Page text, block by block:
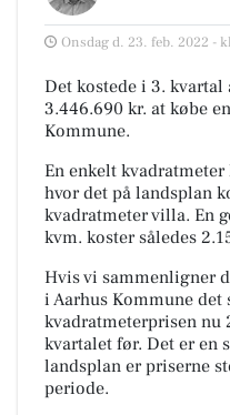
Onsdag d. 23. feb. 2022 -
Det kostede i 3.
3.446.690 kr. at købe
Kommune.
En enkelt
hvor det på landsplan
kvadratmeter villa. En
kvm. koster således
Hvis vi sammenligner
i Aarhus Kommune det
kvadratmeterprisen nu
kvartalet før. Det er en
landsplan er priserne
periode.